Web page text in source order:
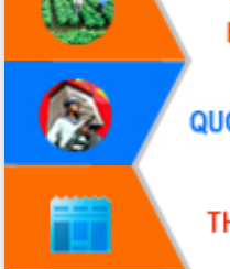
Tăng cường giám sát, đôn đốc thực
hiện nhiệm vụ quản lý tài sản công
hàng tuần
Tháo gỡ những vướng mắc, đẩy mạnh
công tác cải cách thủ tục hành chính
tại Trung tâm Phục vụ hành chính
công tỉnh
Đắk Lắk: Tôn vinh 46 giải pháp tại Hội
thi Sáng tạo Kỹ thuật 2024 - 2025
Đắk Lắk rà soát, điều chỉnh Đề án 190
về phát triển nuôi trồng thủy sản